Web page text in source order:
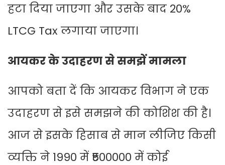
हटा दिया जाएगा और उसके बाद 20%
LTCG Tax लगाया जाएगा।
आयकर के उदाहरण से समझें मामला
आपको बता दें कि आयकर विभाग ने एक
उदाहरण से इसे समझने की कोशिश की है।
आज से इसके हिसाब से मान लीजिए किसी
व्यक्ति ने 1990 में ₹500000 में कोई